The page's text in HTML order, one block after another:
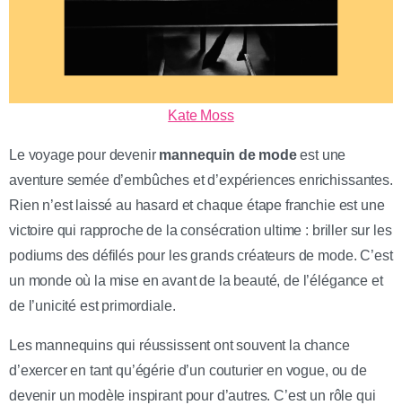
Kate Moss
Le voyage pour devenir mannequin de modeest une
aventure semée d’embûches et d’expériences enrichissantes.
Rien n’est laissé au hasard et chaque étape franchie est une
victoire qui rapproche de la consécration ultime : briller sur les
podiums des défilés pour les grands créateurs de mode. C’est
un monde où la mise en avant de la beauté, de l’élégance et
de l’unicité est primordiale.
Les mannequins qui réussissent ont souvent la chance
d’exercer en tant qu’égérie d’un couturier en vogue, ou de
devenir un modèle inspirant pour d’autres. C’est un rôle qui